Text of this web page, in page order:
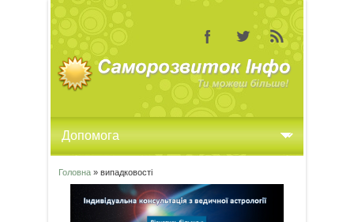
Ви є тут
Головна» випадковості